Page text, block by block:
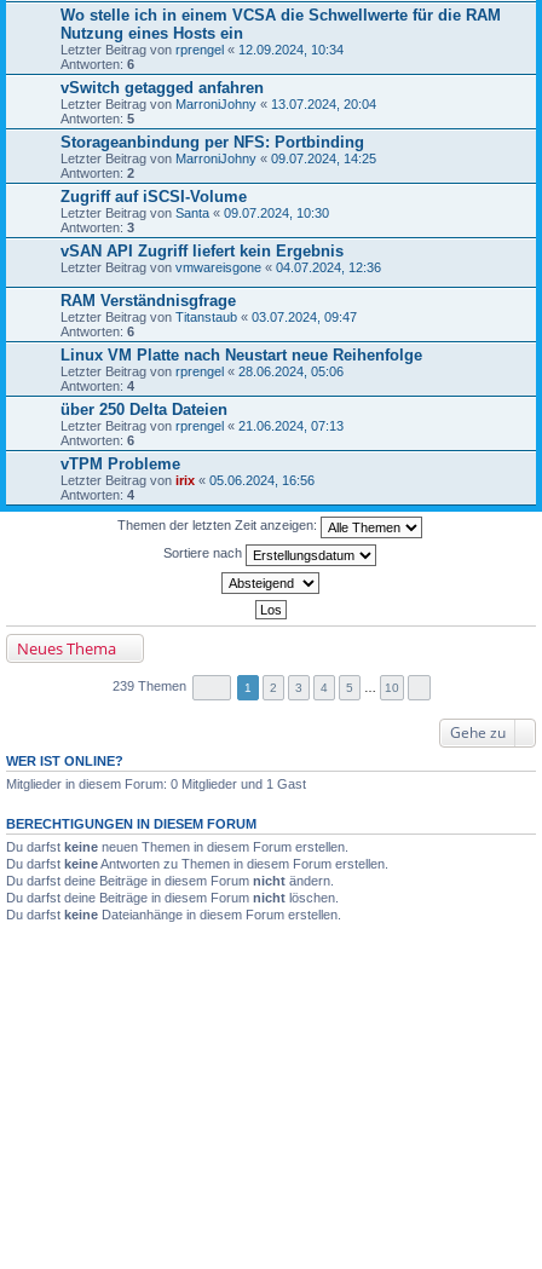
Wo stelle ich in einem VCSA die Schwellwerte für die RAM
Nutzung eines Hosts ein
Letzter Beitrag von rprengel « 12.09.2024, 10:34
Antworten: 6
vSwitch getagged anfahren
Letzter Beitrag von MarroniJohny « 13.07.2024, 20:04
Antworten: 5
Storageanbindung per NFS: Portbinding
Letzter Beitrag von MarroniJohny « 09.07.2024, 14:25
Antworten: 2
Zugriff auf iSCSI-Volume
Letzter Beitrag von Santa « 09.07.2024, 10:30
Antworten: 3
vSAN API Zugriff liefert kein Ergebnis
Letzter Beitrag von vmwareisgone « 04.07.2024, 12:36
RAM Verständnisgfrage
Letzter Beitrag von Titanstaub « 03.07.2024, 09:47
Antworten: 6
Linux VM Platte nach Neustart neue Reihenfolge
Letzter Beitrag von rprengel « 28.06.2024, 05:06
Antworten: 4
über 250 Delta Dateien
Letzter Beitrag von rprengel « 21.06.2024, 07:13
Antworten: 6
vTPM Probleme
Letzter Beitrag von irix « 05.06.2024, 16:56
Antworten: 4
Themen der letzten Zeit anzeigen:
Sortiere nach
Neues Thema
239 Themen 1 2 3 4 5 10
Gehe zu
WER IST ONLINE?
Mitglieder in diesem Forum: 0 Mitglieder und 1 Gast
BERECHTIGUNGEN IN DIESEM FORUM
Du darfst keine neuen Themen in diesem Forum erstellen.
Du darfst keineAntworten zu Themen in diesem Forum erstellen.
Du darfst deine Beiträge in diesem Forum nicht ändern.
Du darfst deine Beiträge in diesem Forum nicht löschen.
Du darfst keine Dateianhänge in diesem Forum erstellen.